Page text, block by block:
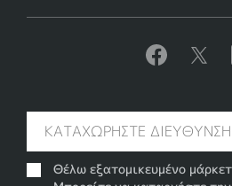
Θέλω εξατομικευμένο